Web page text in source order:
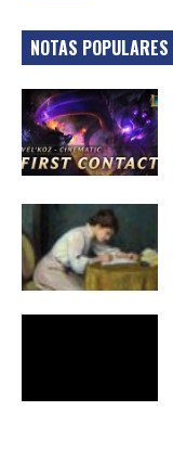
NOTAS POPULARES